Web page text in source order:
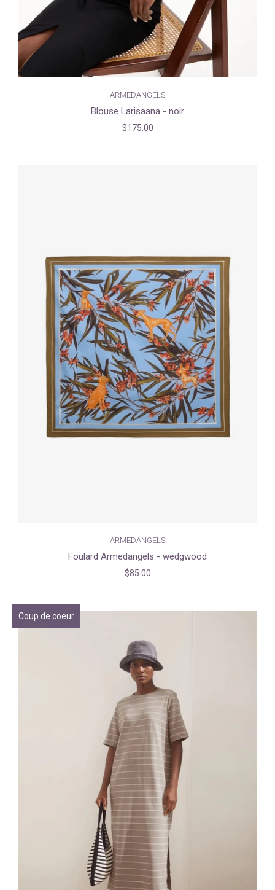
ARMEDANGELS
Blouse Larisaana - noir
$175.00
ARMEDANGELS
Foulard Armedangels - wedgwood
$85.00
Coup de coeur